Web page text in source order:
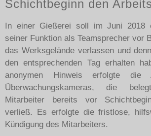
Schichtbeginn den
In einer Gießerei soll im Juni 2018
seiner Funktion als Teamsprecher vor
das Werksgelände verlassen und
den entsprechenden Tag erhalten
anonymen Hinweis erfolgte die
Überwachungskameras, die
Mitarbeiter bereits vor
verließ. Es erfolgte die fristlose,
Kündigung des Mitarbeiters.